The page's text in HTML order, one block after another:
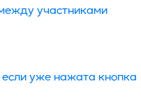
участниками
уже нажата кнопка